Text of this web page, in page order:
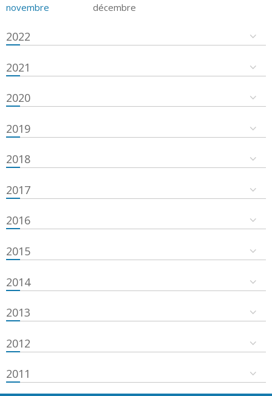
novembre
décembre
2022
2021
2020
2019
2018
2017
2016
2015
2014
2013
2012
2011